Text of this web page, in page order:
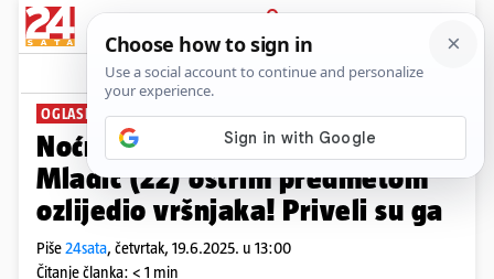
PRIJAVA
News Komentari
OGLASILA SE POLICIJA
Noćni sukob u centru Zagreba:
Mladić (22) oštrim predmetom
ozlijedio vršnjaka! Priveli su ga
Piše24sata, četvrtak, 19.6.2025. u 13:00
Čitanje članka: < 1 min